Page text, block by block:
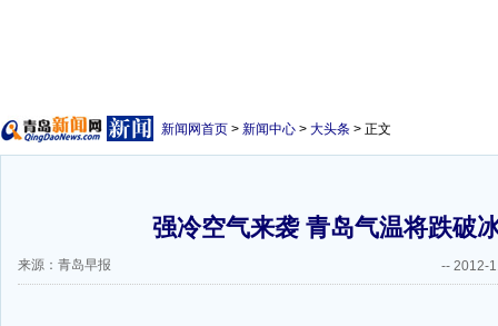
新闻网首页 > 新闻中心 > 大头条 > 正文
强冷空气来袭 青岛气温将跌破
来源：青岛早报 -- 2012-